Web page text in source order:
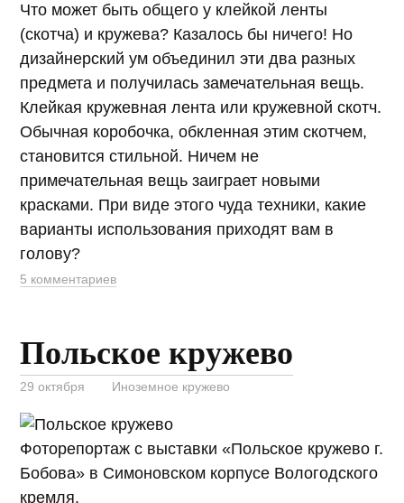
Что может быть общего у клейкой ленты
(скотча) и кружева? Казалось бы ничего! Но
дизайнерский ум объединил эти два разных
предмета и получилась замечательная вещь.
Клейкая кружевная лента или кружевной скотч.
Обычная коробочка, обкленная этим скотчем,
становится стильной. Ничем не
примечательная вещь заиграет новыми
красками. При виде этого чуда техники, какие
варианты использования приходят вам в
голову?
5 комментариев
Польское кружево
29 октября Иноземное кружево
Фоторепортаж с выставки «Польское кружево г.
Бобова» в Симоновском корпусе Вологодского
кремля.